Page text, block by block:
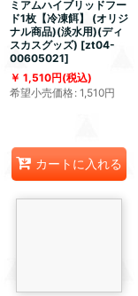
ミアムハイブリッドフー
ド1枚【冷凍餌】 (オリジ
ナル商品)(淡水用)(ディ
スカスグッズ) [zt04-
00605021]
1,510円(税込)
希望小売価格: 1,510円
カートに入れる